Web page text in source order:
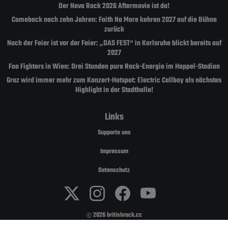
Der Nova Rock 2026 Aftermovie ist da!
Comeback nach zehn Jahren: Faith No More kehren 2027 auf die Bühne
zurück
Nach der Feier ist vor der Feier: „DAS FEST“ in Karlsruhe blickt bereits auf
2027
Foo Fighters in Wien: Drei Stunden pure Rock-Energie im Happel-Stadion
Graz wird immer mehr zum Konzert-Hotspot: Electric Callboy als nächstes
Highlight in der Stadthalle!
Links
Supporte uns
Impressum
Datenschutz
2026 britishrock.cc